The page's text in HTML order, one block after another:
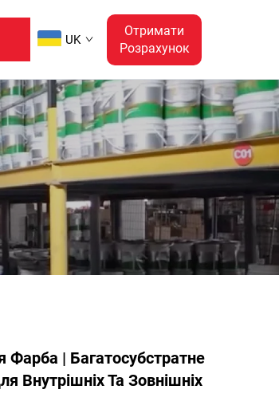
UK
Отримати
Розрахунок
| Багатосубстратне
Внутрішніх Та Зовнішніх